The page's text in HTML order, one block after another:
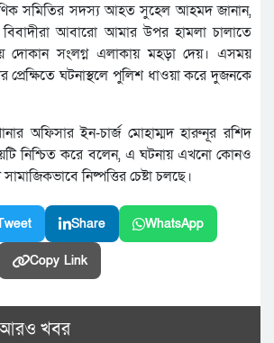
সমিতির সদস্য আহত সুহেল আহমদ জানান,
বিবাদীরা আবারো আমার উপর হামলা চালাতে
দোকান সংলগ্ন এলাকায় মহড়া দেয়। এসময়
প্রেক্ষিতে ঘটনাস্থলে পুলিশ ধাওয়া করে দুজনকে
অফিসার ইন-চার্জ মোহাম্মদ হারুনূর রশিদ
নিশ্চিত করে বলেন, এ ঘটনায় এখনো কোনও
নিষ্পত্তির চেষ্টা চলছে।
Share WhatsApp
Copy Link
আরও খবর